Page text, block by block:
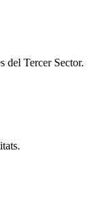
del Tercer Sector.